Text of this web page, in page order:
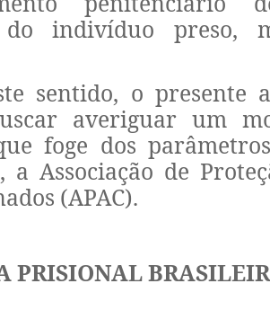
do indivíduo preso,
sentido, o presente
averiguar um
foge dos
a Associação de
(APAC).
PRISIONAL